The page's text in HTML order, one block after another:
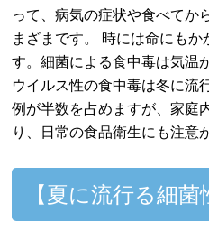
って、病気の症状や食べてか
まざまです。 時には命にも
す。細菌による食中毒は気温
ウイルス性の食中毒は冬に流
例が半数を占めますが、家庭
り、日常の食品衛生にも注意
【夏に流行る細菌